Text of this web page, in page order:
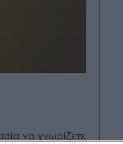
να γνωρίζετε